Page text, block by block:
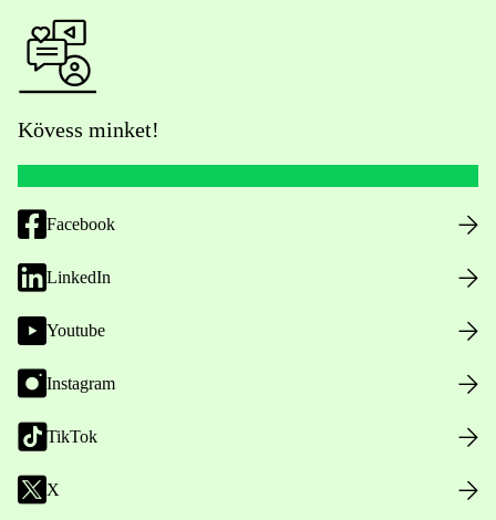
Kövess minket!
Facebook
LinkedIn
Youtube
Instagram
TikTok
X